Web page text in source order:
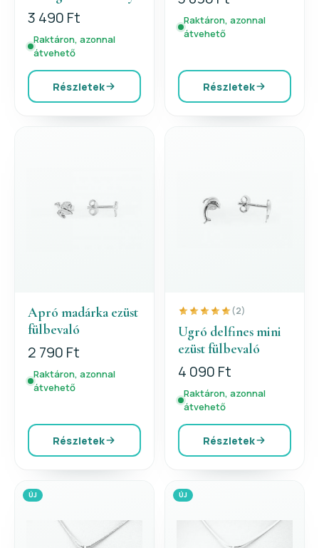
3 490 Ft
Raktáron, azonnal
átvehető
Részletek
Raktáron, azonnal
átvehető
Részletek
Apró madárka ezüst
fülbevaló
2 790 Ft
Raktáron, azonnal
átvehető
Részletek
(2)
Ugró delfines mini
ezüst fülbevaló
4 090 Ft
Raktáron, azonnal
átvehető
Részletek
ÚJ ÚJ